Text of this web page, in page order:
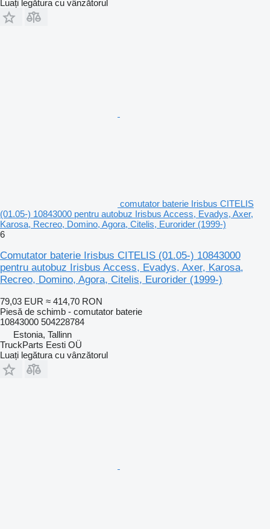
Luați legătura cu vânzătorul
comutator baterie Irisbus CITELIS
(01.05-) 10843000 pentru autobuz Irisbus Access, Evadys, Axer,
Karosa, Recreo, Domino, Agora, Citelis, Eurorider (1999-)
6
Comutator baterie Irisbus CITELIS (01.05-) 10843000
pentru autobuz Irisbus Access, Evadys, Axer, Karosa,
Recreo, Domino, Agora, Citelis, Eurorider (1999-)
79,03 EUR ≈ 414,70 RON
Piesă de schimb - comutator baterie
10843000 504228784
Estonia, Tallinn
TruckParts Eesti OÜ
Luați legătura cu vânzătorul